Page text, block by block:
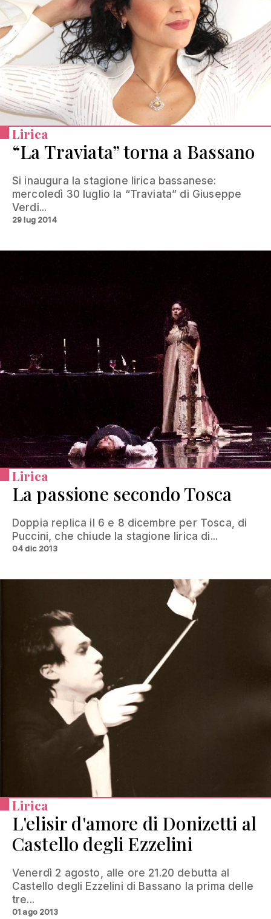
Lirica
“La Traviata” torna a Bassano
Si inaugura la stagione lirica bassanese:
mercoledì 30 luglio la “Traviata” di Giuseppe
Verdi...
29 lug 2014
Lirica
La passione secondo Tosca
Doppia replica il 6 e 8 dicembre per Tosca, di
Puccini, che chiude la stagione lirica di...
04 dic 2013
Lirica
L'elisir d'amore di Donizetti al
Castello degli Ezzelini
Venerdì 2 agosto, alle ore 21.20 debutta al
Castello degli Ezzelini di Bassano la prima delle
tre...
01 ago 2013